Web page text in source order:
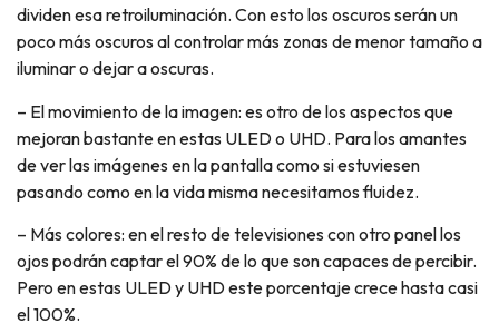
dividen esa retroiluminación. Con esto los oscuros serán un
poco más oscuros al controlar más zonas de menor tamaño a
iluminar o dejar a oscuras.
– El movimiento de la imagen: es otro de los aspectos que
mejoran bastante en estas ULED o UHD. Para los amantes
de ver las imágenes en la pantalla como si estuviesen
pasando como en la vida misma necesitamos fluidez.
– Más colores: en el resto de televisiones con otro panel los
ojos podrán captar el 90% de lo que son capaces de percibir.
Pero en estas ULED y UHD este porcentaje crece hasta casi
el 100%.